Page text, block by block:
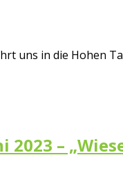
uns in die Hohen
–